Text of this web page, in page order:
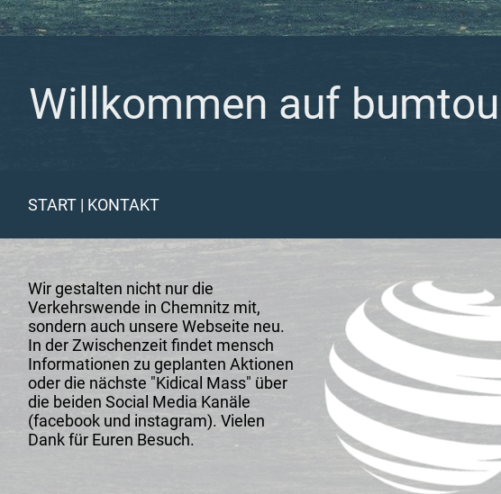
Willkommen auf
START | KONTAKT
Wir gestalten nicht nur die
Verkehrswende in Chemnitz mit,
sondern auch unsere Webseite neu.
In der Zwischenzeit findet mensch
Informationen zu geplanten Aktionen
oder die nächste "Kidical Mass" über
die beiden Social Media Kanäle
(facebook und instagram). Vielen
Dank für Euren Besuch.